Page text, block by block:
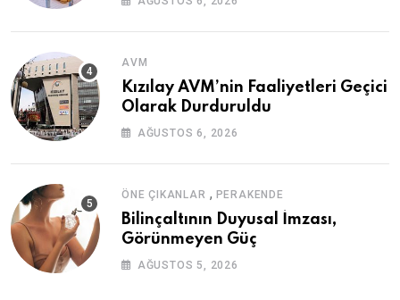
AVM
Kızılay AVM’nin Faaliyetleri Geçici
Olarak Durduruldu
AĞUSTOS 6, 2026
ÖNE ÇIKANLAR , PERAKENDE
Bilinçaltının Duyusal İmzası,
Görünmeyen Güç
AĞUSTOS 5, 2026